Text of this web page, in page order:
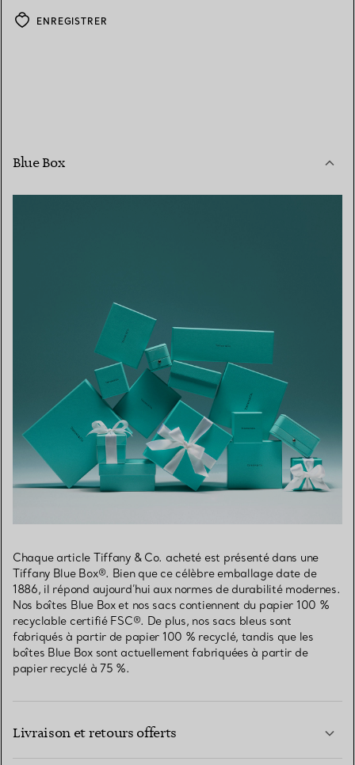
ENREGISTRER
Blue Box
Chaque article Tiffany & Co. acheté est présenté dans une
Tiffany Blue Box®. Bien que ce célèbre emballage date de
1886, il répond aujourd’hui aux normes de durabilité modernes.
Nos boîtes Blue Box et nos sacs contiennent du papier 100 %
recyclable certifié FSC®. De plus, nos sacs bleus sont
fabriqués à partir de papier 100 % recyclé, tandis que les
boîtes Blue Box sont actuellement fabriquées à partir de
papier recyclé à 75 %.
Livraison et retours offerts